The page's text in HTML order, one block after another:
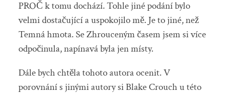
PROČ k tomu dochází. Tohle jiné podání bylo
velmi dostačující a uspokojilo mě. Je to jiné, než
Temná hmota. Se Zhrouceným časem jsem si více
odpočinula, napínavá byla jen místy.
Dále bych chtěla tohoto autora ocenit. V
porovnání s jinými autory si Blake Crouch u této